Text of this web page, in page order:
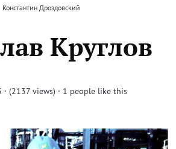
Константин Дроздовский
Круглов
(2137 views) · 1 people like this